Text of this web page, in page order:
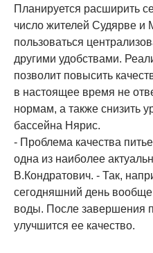
Планируется расширить
число жителей Судярве и
пользоваться
другими удобствами.
позволит повысить
в настоящее время не
нормам, а также снизить
бассейна Нярис.
- Проблема качества
одна из наиболее
В.Кондратович. - Так,
сегодняшний день вообще
воды. После завершения
улучшится ее качество.